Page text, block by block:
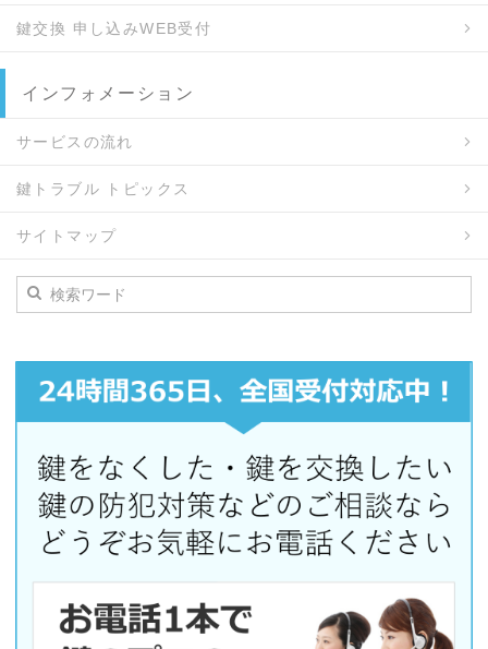
鍵交換 申し込みWEB受付
インフォメーション
サービスの流れ
鍵トラブル トピックス
サイトマップ